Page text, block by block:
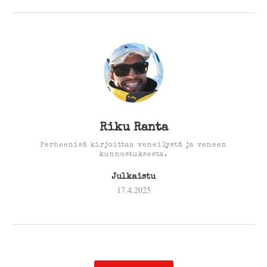
Riku Ranta
Perheenisä kirjoittaa veneilystä ja veneen
kunnostuksesta.
Julkaistu
17.4.2025